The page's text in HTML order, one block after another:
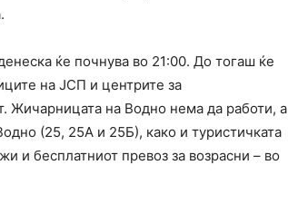
ќе почнува во 21:00. До тогаш ќе
на ЈСП и центрите за
Жичарницата на Водно нема да работи, а
(25, 25А и 25Б), како и туристичката
и бесплатниот превоз за возрасни – во